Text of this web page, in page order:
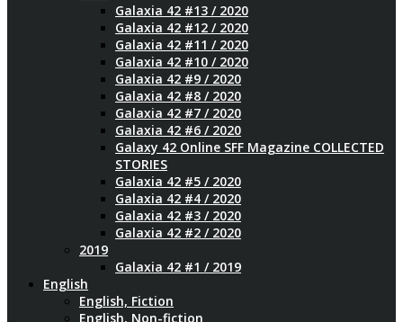
Galaxia 42 #13 / 2020
Galaxia 42 #12 / 2020
Galaxia 42 #11 / 2020
Galaxia 42 #10 / 2020
Galaxia 42 #9 / 2020
Galaxia 42 #8 / 2020
Galaxia 42 #7 / 2020
Galaxia 42 #6 / 2020
Galaxy 42 Online SFF Magazine COLLECTED
STORIES
Galaxia 42 #5 / 2020
Galaxia 42 #4 / 2020
Galaxia 42 #3 / 2020
Galaxia 42 #2 / 2020
2019
Galaxia 42 #1 / 2019
English
English, Fiction
English, Non-fiction